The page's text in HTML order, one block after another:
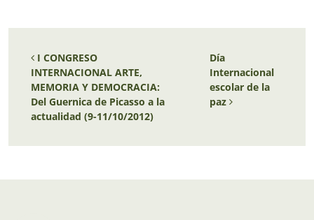
Navegación de entradas
I CONGRESO
INTERNACIONAL ARTE,
MEMORIA Y DEMOCRACIA:
Del Guernica de Picasso a la
actualidad (9-11/10/2012)
Día
Internacional
escolar de la
paz